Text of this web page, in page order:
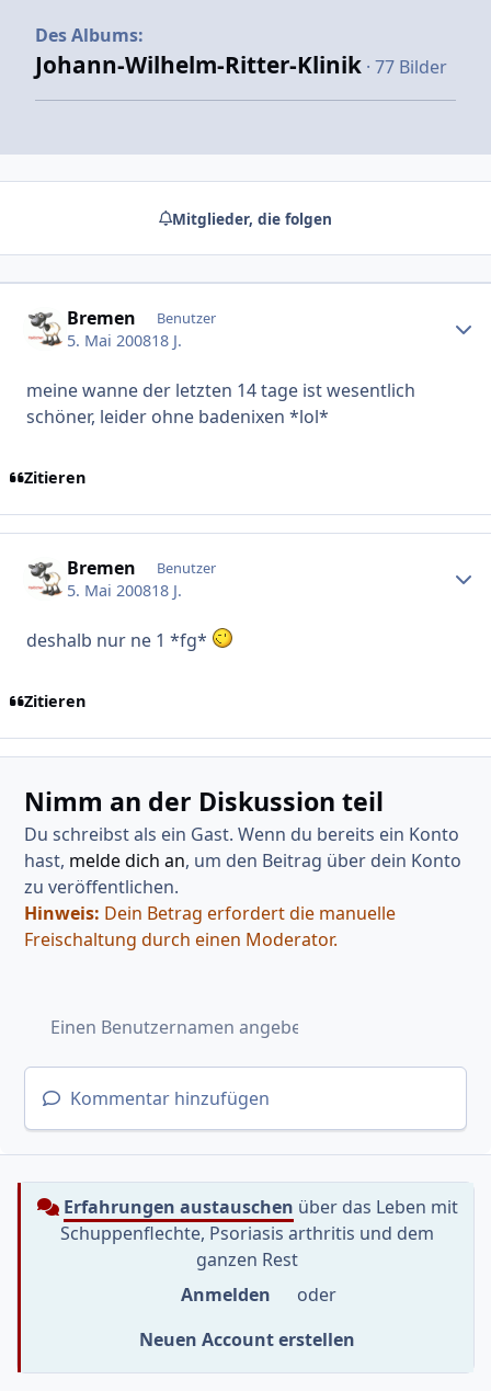
Des Albums:
Johann-Wilhelm-Ritter-Klinik · 77 Bilder
Mitglieder, die folgen
Bremen Benutzer
5. Mai 200818 J.
meine wanne der letzten 14 tage ist wesentlich
schöner, leider ohne badenixen *lol*
Zitieren
Bremen Benutzer
5. Mai 200818 J.
deshalb nur ne 1 *fg*
Zitieren
Nimm an der Diskussion teil
Du schreibst als ein Gast. Wenn du bereits ein Konto
hast, melde dich an, um den Beitrag über dein Konto
zu veröffentlichen.
Hinweis: Dein Betrag erfordert die manuelle
Freischaltung durch einen Moderator.
Kommentar hinzufügen
Erfahrungen austauschen über das Leben mit
Schuppenflechte, Psoriasis arthritis und dem
ganzen Rest
Anmelden
oder
Neuen Account erstellen